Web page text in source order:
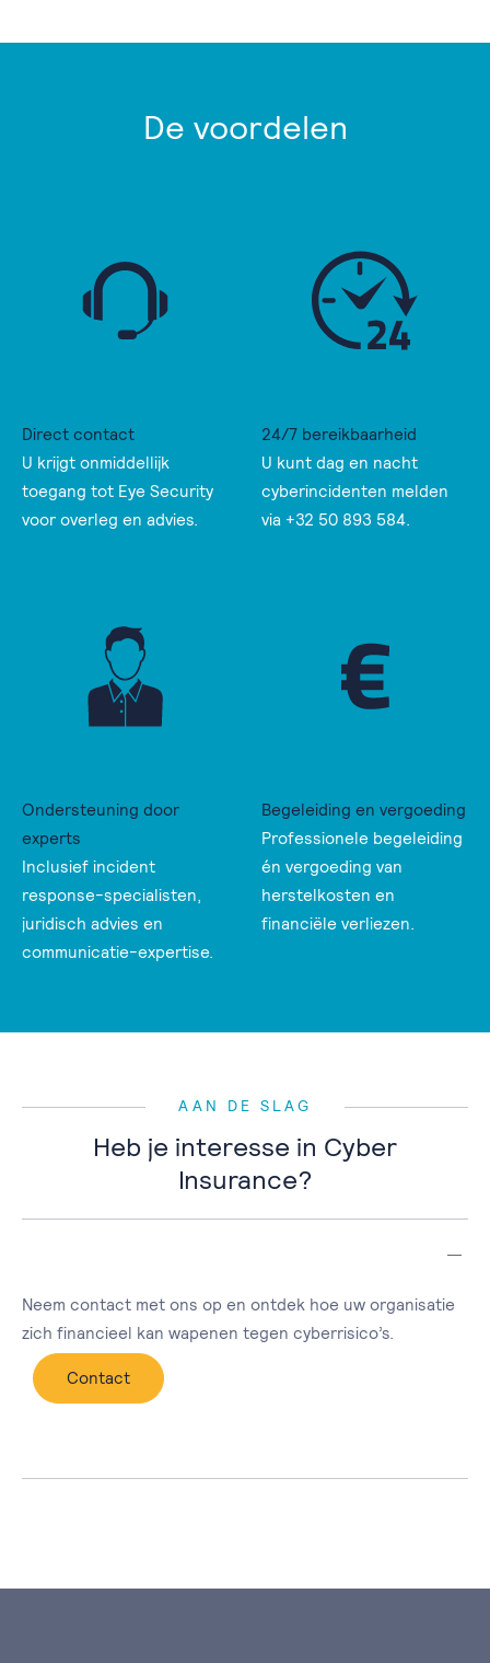
De voordelen
Direct contact
U krijgt onmiddellijk
toegang tot Eye Security
voor overleg en advies.
24/7 bereikbaarheid
U kunt dag en nacht
cyberincidenten melden
via +32 50 893 584.
Ondersteuning door
experts
Inclusief incident
response-specialisten,
juridisch advies en
communicatie-expertise.
Begeleiding en vergoeding
Professionele begeleiding
én vergoeding van
herstelkosten en
financiële verliezen.
AAN DE SLAG
Heb je interesse in Cyber
Insurance?
Neem contact met ons op en ontdek hoe uw organisatie
zich financieel kan wapenen tegen cyberrisico’s.
Contact